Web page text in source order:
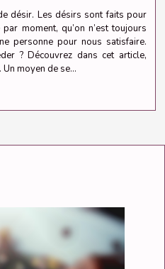
désir. Les désirs sont faits pour
moment, qu’on n’est toujours
personne pour nous satisfaire.
? Découvrez dans cet article,
moyen de se...